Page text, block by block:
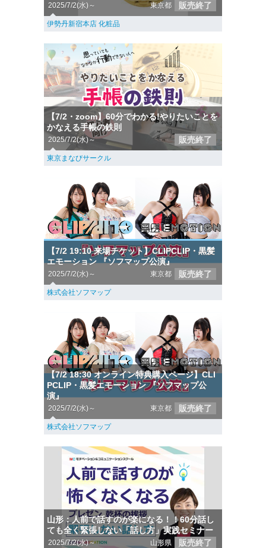
2025/7/2(水)～ 東京都 販売終了
伊勢丹新宿本店 化粧品
【7/2・zoom】60分でわかる!やりたいことを
かなえる手帳の鉄則
2025/7/2(水)～ 販売終了
東京まなびサークル
【7/2 19:10 来場チケット】CLIPCLIP・黒髪
エモーション 『ソフマップ公演』
2025/7/2(水)～ 東京都 販売終了
株式会社ソフマップ
【7/2 18:30 オンライン特典購入ページ】CLI
PCLIP・黒髪エモーション 『ソフマップ公
演』
2025/7/2(水)～ 東京都 販売終了
株式会社ソフマップ
山形：人前で話すのが楽になる！！60分話し
ても全く緊張しない「話し方」実践セミナー
2025/7/2(水)～ 山形県 販売終了